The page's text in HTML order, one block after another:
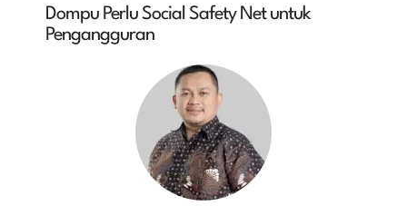
Dompu Perlu Social Safety Net untuk
Pengangguran